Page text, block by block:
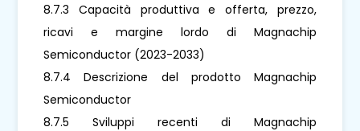
8.7.3 Capacità produttiva e offerta, prezzo,
ricavi e margine lordo di Magnachip
Semiconductor (2023-2033)
8.7.4 Descrizione del prodotto Magnachip
Semiconductor
8.7.5 Sviluppi recenti di Magnachip